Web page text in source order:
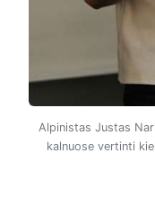
Alpinistas Justas
kalnuose vertinti